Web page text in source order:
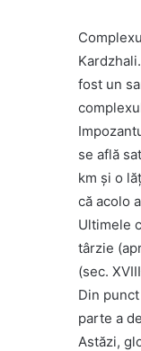
fost un
se află
km și o
că acolo
Ultimele
târzie
(sec.
Din
parte a
Astăzi,